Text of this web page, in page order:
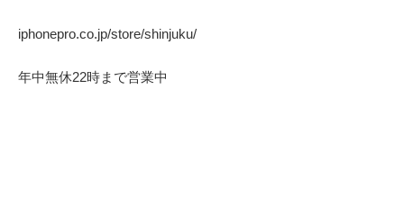
iphonepro.co.jp/store/shinjuku/
年中無休22時まで営業中